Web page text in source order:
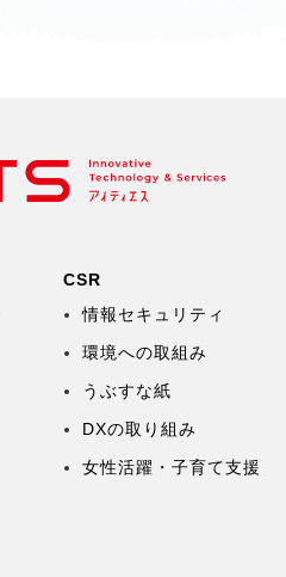
CSR
情報セキュリティ
環境への取組み
うぶすな紙
DXの取り組み
女性活躍・子育て支援